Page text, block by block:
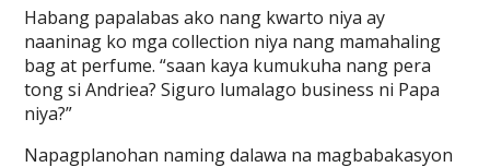
Habang papalabas ako nang kwarto niya ay
naaninag ko mga collection niya nang mamahaling
bag at perfume. “saan kaya kumukuha nang pera
tong si Andriea? Siguro lumalago business ni Papa
niya?”
Napagplanohan naming dalawa na magbabakasyon